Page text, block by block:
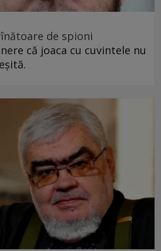
de spioni
că joaca cu cuvintele nu